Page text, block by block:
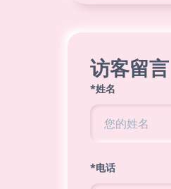
访客留言
*姓名
*电话